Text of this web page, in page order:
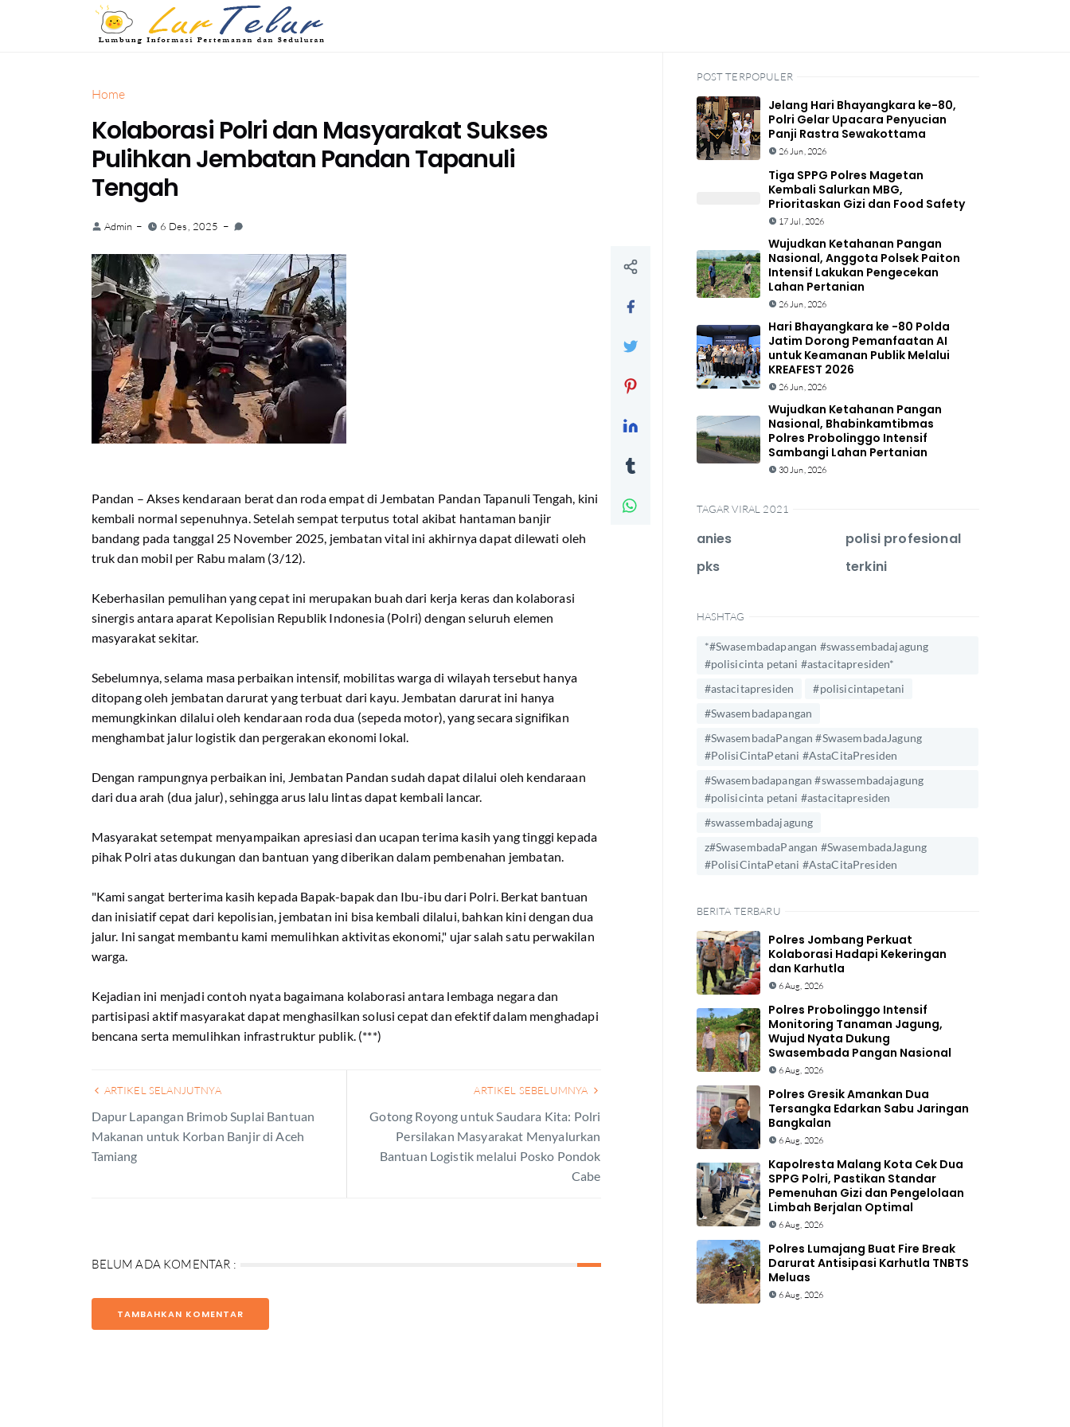
Home
Kolaborasi Polri dan Masyarakat Sukses
Pulihkan Jembatan Pandan Tapanuli
Tengah
Admin 6 Des, 2025
Pandan – Akses kendaraan berat dan roda empat di Jembatan Pandan Tapanuli Tengah, kini
kembali normal sepenuhnya. Setelah sempat terputus total akibat hantaman banjir
bandang pada tanggal 25 November 2025, jembatan vital ini akhirnya dapat dilewati oleh
truk dan mobil per Rabu malam (3/12).
Keberhasilan pemulihan yang cepat ini merupakan buah dari kerja keras dan kolaborasi
sinergis antara aparat Kepolisian Republik Indonesia (Polri) dengan seluruh elemen
masyarakat sekitar.
Sebelumnya, selama masa perbaikan intensif, mobilitas warga di wilayah tersebut hanya
ditopang oleh jembatan darurat yang terbuat dari kayu. Jembatan darurat ini hanya
memungkinkan dilalui oleh kendaraan roda dua (sepeda motor), yang secara signifikan
menghambat jalur logistik dan pergerakan ekonomi lokal.
Dengan rampungnya perbaikan ini, Jembatan Pandan sudah dapat dilalui oleh kendaraan
dari dua arah (dua jalur), sehingga arus lalu lintas dapat kembali lancar.
Masyarakat setempat menyampaikan apresiasi dan ucapan terima kasih yang tinggi kepada
pihak Polri atas dukungan dan bantuan yang diberikan dalam pembenahan jembatan.
"Kami sangat berterima kasih kepada Bapak-bapak dan Ibu-ibu dari Polri. Berkat bantuan
dan inisiatif cepat dari kepolisian, jembatan ini bisa kembali dilalui, bahkan kini dengan dua
jalur. Ini sangat membantu kami memulihkan aktivitas ekonomi," ujar salah satu perwakilan
warga.
Kejadian ini menjadi contoh nyata bagaimana kolaborasi antara lembaga negara dan
partisipasi aktif masyarakat dapat menghasilkan solusi cepat dan efektif dalam menghadapi
bencana serta memulihkan infrastruktur publik. (***)
ARTIKEL SELANJUTNYA
Dapur Lapangan Brimob Suplai Bantuan
Makanan untuk Korban Banjir di Aceh
Tamiang
ARTIKEL SEBELUMNYA
Gotong Royong untuk Saudara Kita: Polri
Persilakan Masyarakat Menyalurkan
Bantuan Logistik melalui Posko Pondok
Cabe
BELUM ADA KOMENTAR :
TAMBAHKAN KOMENTAR
POST TERPOPULER
Jelang Hari Bhayangkara ke-80,
Polri Gelar Upacara Penyucian
Panji Rastra Sewakottama
26 Jun, 2026
Tiga SPPG Polres Magetan
Kembali Salurkan MBG,
Prioritaskan Gizi dan Food Safety
17 Jul, 2026
Wujudkan Ketahanan Pangan
Nasional, Anggota Polsek Paiton
Intensif Lakukan Pengecekan
Lahan Pertanian
26 Jun, 2026
Hari Bhayangkara ke -80 Polda
Jatim Dorong Pemanfaatan AI
untuk Keamanan Publik Melalui
KREAFEST 2026
26 Jun, 2026
Wujudkan Ketahanan Pangan
Nasional, Bhabinkamtibmas
Polres Probolinggo Intensif
Sambangi Lahan Pertanian
30 Jun, 2026
TAGAR VIRAL 2021
anies
pks
polisi profesional
terkini
HASHTAG
*#Swasembadapangan #swassembadajagung
#polisicinta petani #astacitapresiden*
#astacitapresiden
#polisicintapetani
#Swasembadapangan
#SwasembadaPangan #SwasembadaJagung
#PolisiCintaPetani #AstaCitaPresiden
#Swasembadapangan #swassembadajagung
#polisicinta petani #astacitapresiden
#swassembadajagung
z#SwasembadaPangan #SwasembadaJagung
#PolisiCintaPetani #AstaCitaPresiden
BERITA TERBARU
Polres Jombang Perkuat
Kolaborasi Hadapi Kekeringan
dan Karhutla
6 Aug, 2026
Polres Probolinggo Intensif
Monitoring Tanaman Jagung,
Wujud Nyata Dukung
Swasembada Pangan Nasional
6 Aug, 2026
Polres Gresik Amankan Dua
Tersangka Edarkan Sabu Jaringan
Bangkalan
6 Aug, 2026
Kapolresta Malang Kota Cek Dua
SPPG Polri, Pastikan Standar
Pemenuhan Gizi dan Pengelolaan
Limbah Berjalan Optimal
6 Aug, 2026
Polres Lumajang Buat Fire Break
Darurat Antisipasi Karhutla TNBTS
Meluas
6 Aug, 2026